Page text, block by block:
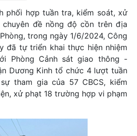
phối hợp tuần tra, kiểm soát, xử
đề nồng độ cồn trên địa
trong ngày 1/6/2024, Công
đã tự triển khai thực hiện nhiệm
Phòng Cảnh sát giao thông -
Dương Kinh tổ chức 4 lượt tuần
tham gia của 57 CBCS, kiểm
xử phạt 18 trường hợp vi phạm